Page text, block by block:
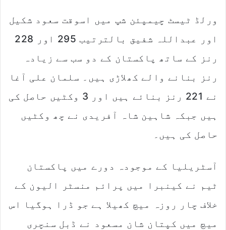
ورلڈ ٹیسٹ چیمپئن شپ میں اسوقت سعود شکیل
اور عبداللہ شفیق بالترتیب 295 اور 228
رنز کے ساتھ پاکستان کے دو سب سے زیادہ
رنز بنانے والے کھلاڑی ہیں۔ سلمان علی آغا
نے 221 رنز بنائے ہیں اور 3 وکٹیں حاصل کی
ہیں جبکہ شاہین شاہ آفریدی نے چھ وکٹیں
حاصل کی ہیں۔
آسٹریلیا کے موجودہ دورے میں پاکستان
ٹیم نے کینبرا میں پرائم منسٹر الیون کے
خلاف چار روزہ میچ کھیلا ہے جو ڈرا ہوگیا اس
میچ میں کپتان شان مسعود نے ڈبل سنچری